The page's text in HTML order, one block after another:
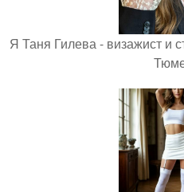
Я Таня Гилева - визажист и